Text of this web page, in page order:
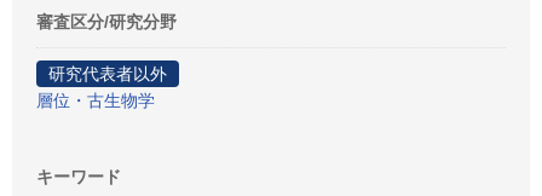
審査区分/研究分野
研究代表者以外
層位・古生物学
キーワード